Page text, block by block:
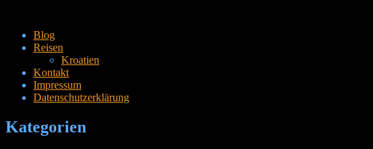
Zum
Inhalt
Blog
Reisen
Kroatien
Kontakt
Impressum
Datenschutzerklärung
Kategorien